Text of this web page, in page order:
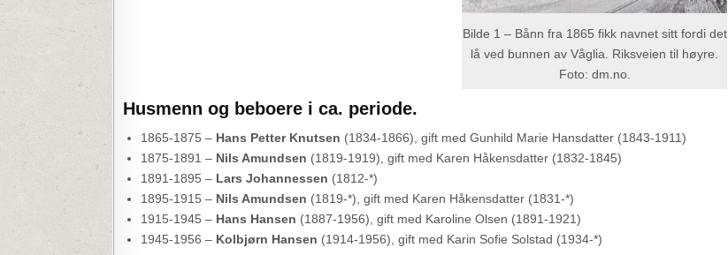
Bilde 1 – Bånn fra 1865 fikk navnet sitt fordi det
lå ved bunnen av Våglia. Riksveien til høyre.
Foto: dm.no.
Husmenn og beboere i ca. periode.
1865-1875 – Hans Petter Knutsen (1834-1866), gift med Gunhild Marie Hansdatter (1843-1911)
1875-1891 – Nils Amundsen (1819-1919), gift med Karen Håkensdatter (1832-1845)
1891-1895 – Lars Johannessen (1812-*)
1895-1915 – Nils Amundsen (1819-*), gift med Karen Håkensdatter (1831-*)
1915-1945 – Hans Hansen (1887-1956), gift med Karoline Olsen (1891-1921)
1945-1956 – Kolbjørn Hansen (1914-1956), gift med Karin Sofie Solstad (1934-*)